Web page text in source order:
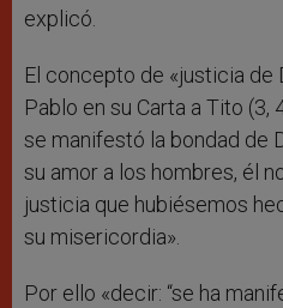
explicó.
El concepto de «justicia de
Pablo en su Carta a Tito (3,
se manifestó la bondad de
su amor a los hombres, él
justicia que hubiésemos
su misericordia».
Por ello «decir: “se ha